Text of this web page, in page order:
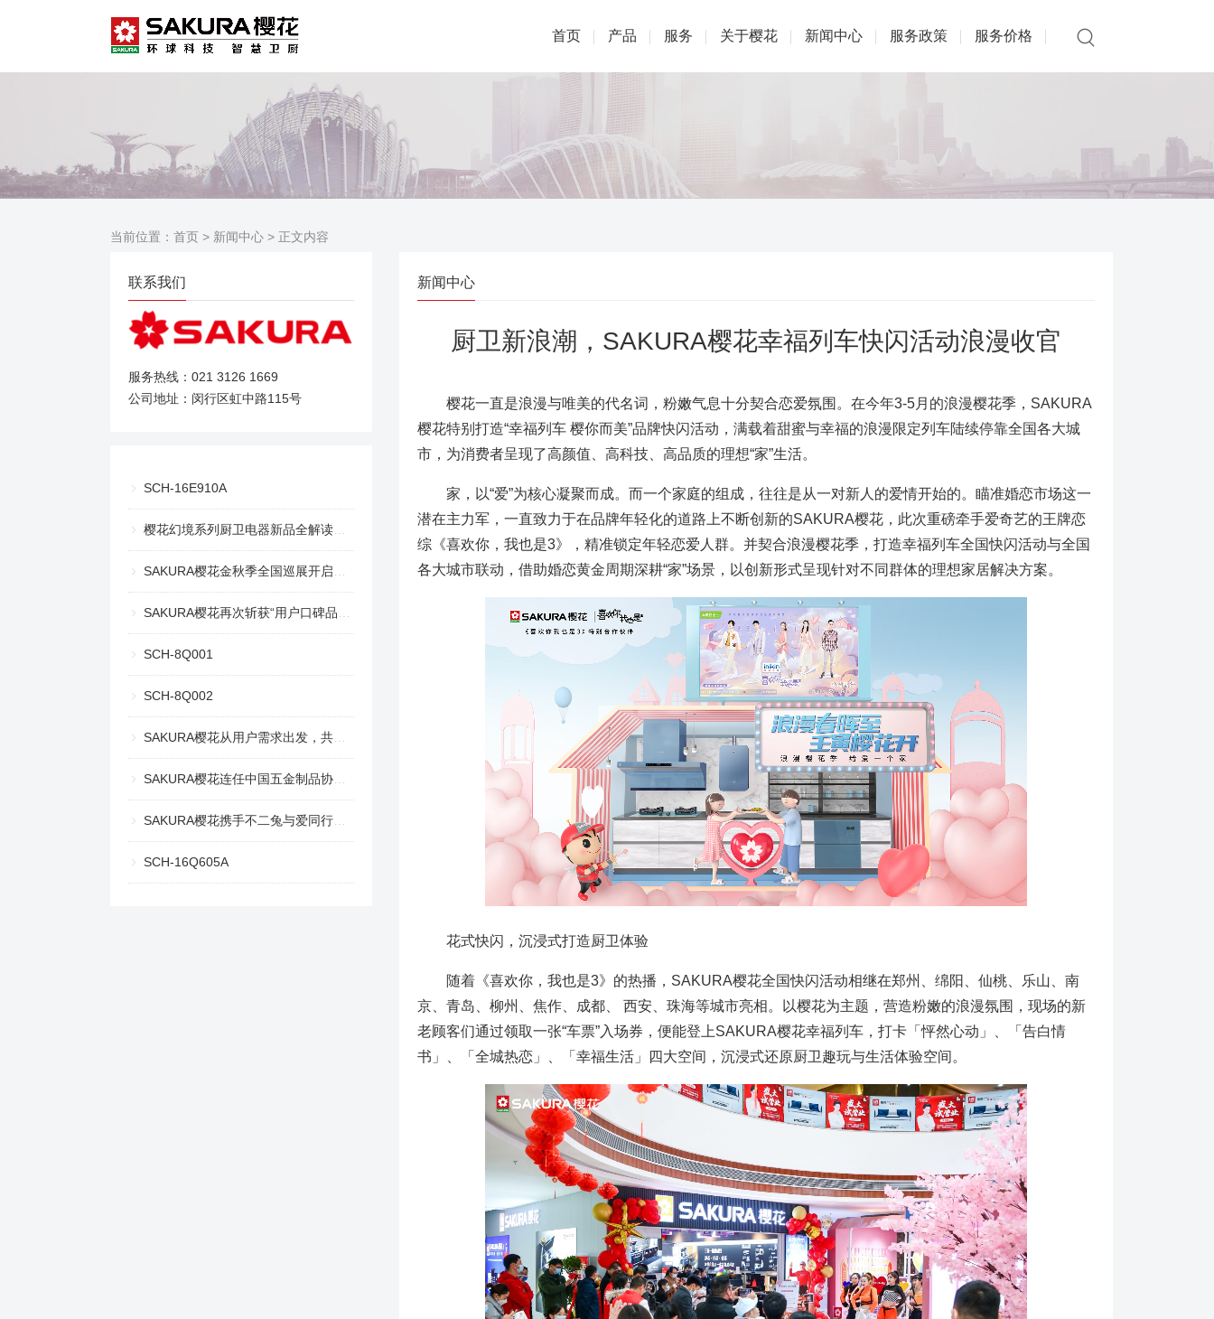
首页 产品 服务 关于樱花 新闻中心 服务政策 服务价格
当前位置： 首页 > 新闻中心 > 正文内容
联系我们
服务热线：021 3126 1669
公司地址：闵行区虹中路115号
SCH-16E910A
樱花幻境系列厨卫电器新品全解读，幻境美厨重绘生活意趣
SAKURA樱花金秋季全国巡展开启，探索趣味生活之旅
SAKURA樱花再次斩获“用户口碑品牌奖” 和 “创新产品奖”
SCH-8Q001
SCH-8Q002
SAKURA樱花从用户需求出发，共探舒适自在的理想生活
SAKURA樱花连任中国五金制品协会燃气用具分会副理事长单位
SAKURA樱花携手不二兔与爱同行，共启最「家」浪漫
SCH-16Q605A
新闻中心
厨卫新浪潮，SAKURA樱花幸福列车快闪活动浪漫收官
樱花一直是浪漫与唯美的代名词，粉嫩气息十分契合恋爱氛围。在今年3-5月的浪漫樱花季，SAKURA
樱花特别打造“幸福列车 樱你而美”品牌快闪活动，满载着甜蜜与幸福的浪漫限定列车陆续停靠全国各大城
市，为消费者呈现了高颜值、高科技、高品质的理想“家”生活。
家，以“爱”为核心凝聚而成。而一个家庭的组成，往往是从一对新人的爱情开始的。瞄准婚恋市场这一
潜在主力军，一直致力于在品牌年轻化的道路上不断创新的SAKURA樱花，此次重磅牵手爱奇艺的王牌恋
综《喜欢你，我也是3》，精准锁定年轻恋爱人群。并契合浪漫樱花季，打造幸福列车全国快闪活动与全国
各大城市联动，借助婚恋黄金周期深耕“家”场景，以创新形式呈现针对不同群体的理想家居解决方案。
花式快闪，沉浸式打造厨卫体验
随着《喜欢你，我也是3》的热播，SAKURA樱花全国快闪活动相继在郑州、绵阳、仙桃、乐山、南
京、青岛、柳州、焦作、成都、 西安、珠海等城市亮相。以樱花为主题，营造粉嫩的浪漫氛围，现场的新
老顾客们通过领取一张“车票”入场券，便能登上SAKURA樱花幸福列车，打卡「怦然心动」、「告白情
书」、「全城热恋」、「幸福生活」四大空间，沉浸式还原厨卫趣玩与生活体验空间。